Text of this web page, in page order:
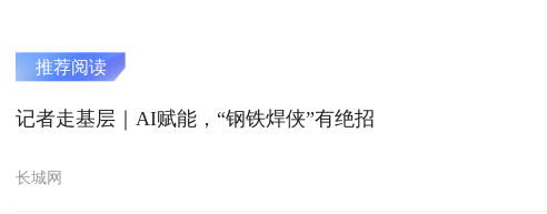
推荐阅读
记者走基层｜AI赋能，“钢铁焊侠”有绝招
长城网